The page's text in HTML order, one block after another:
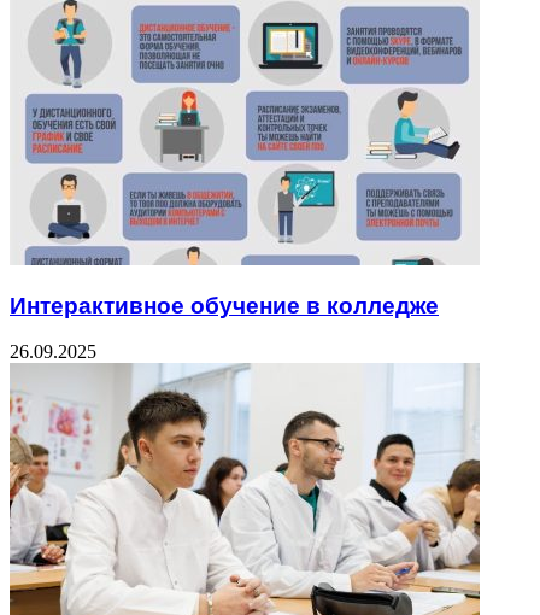
Интерактивное обучение в колледже
26.09.2025